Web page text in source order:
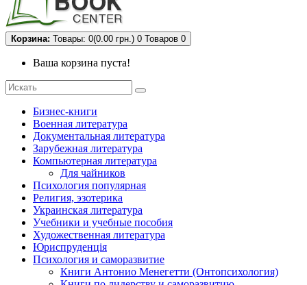
Корзина: Товары: 0(0.00 грн.) 0 Товаров 0
Ваша корзина пуста!
Бизнес-книги
Военная литература
Документальная литература
Зарубежная литература
Компьютерная литература
Для чайников
Психология популярная
Религия, эзотерика
Украинская литература
Учебники и учебные пособия
Художественная литература
Юриспруденція
Психология и саморазвитие
Книги Антонио Менегетти (Онтопсихология)